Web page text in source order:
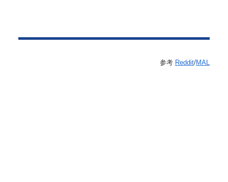
参考 Reddit/MAL